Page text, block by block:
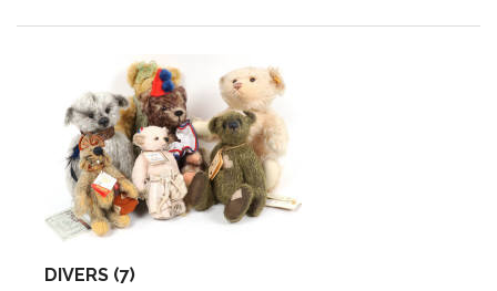
DIVERS (7)